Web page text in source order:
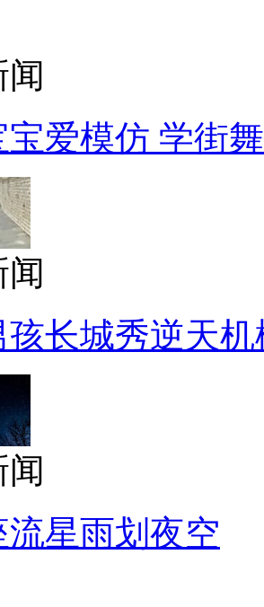
宝爱模仿 学街
孩长城秀逆天机
流星雨划夜空